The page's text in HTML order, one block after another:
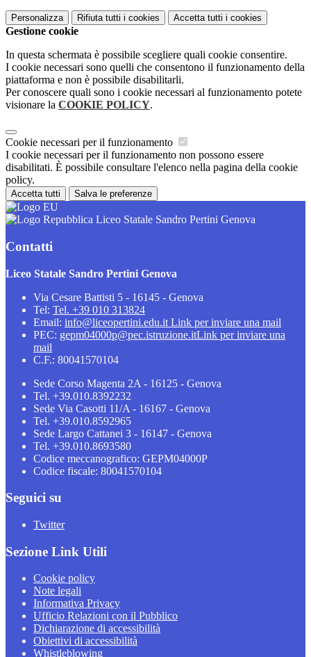
Personalizza Rifiuta tutti i cookies Accetta tutti i cookies
Gestione cookie
In questa schermata è possibile scegliere quali cookie consentire.
I cookie necessari sono quelli che consentono il funzionamento della
piattaforma e non è possibile disabilitarli.
Per conoscere quali sono i cookie necessari al funzionamento potete
visionare la COOKIE POLICY.
Cookie necessari per il funzionamento
I cookie necessari per il funzionamento non possono essere
disabilitati. È possibile consultare l'elenco nella pagina della cookie
policy.
Accetta tutti Salva le preferenze
Liceo Statale Sandro Pertini Genova
Contatti
Liceo Statale Sandro Pertini Genova
Via Cesare Battisti 5 - 16145 - Genova
Tel: Tel. +39 010 313824
Email: info@liceopertini.edu.it Link per inviare una mail
PEC: gepm04000p@pec.istruzione.itLink per inviare una
mail
C.F.: 80041570104
Sede Corso Magenta 2A - 16125 - Genova
Tel. +39.010.8392232
Sede Via Casotti 11/A - 16167 - Genova
Tel. +39.010.8592965
Sede Largo Cattanei 3 - 16147 - Genova
Tel. +39.010.8693580
Codice meccanografico: GEPM04000P
Codice fiscale: 80041570104
Seguici su
Twitter
Sezione Link Utili
Cookie policy
Note legali
Informativa Privacy
Ufficio Relazioni con il Pubblico
Dichiarazione di accessibilità
Obiettivi di accessibilità
Whistleblowing